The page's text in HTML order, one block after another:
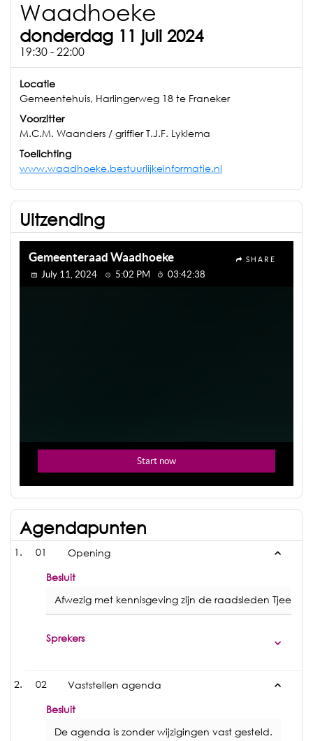
Waadhoeke
donderdag 11 juli 2024
19:30 - 22:00
Locatie
Gemeentehuis, Harlingerweg 18 te Franeker
Voorzitter
M.C.M. Waanders / griffier T.J.F. Lyklema
Toelichting
www.waadhoeke.bestuurlijkeinformatie.nl
Uitzending
Agendapunten
01 Opening
Besluit
Afwezig met kennisgeving zijn de raadsleden Tjeerd
Sprekers
02 Vaststellen agenda
Besluit
De agenda is zonder wijzigingen vast gesteld.